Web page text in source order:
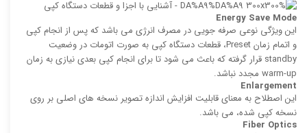
Energy Save Mode
این ویژگی نوعی صرفه‌ جویی در مصرف انرژی می باشد كه پس از انجام كپی
و اتمام زمان Preset، قطعات دستگاه كپی به صورت اتومات در وضعیت
standby قرار گرفته که باعث می‌ شود تا برای انجام كپی بعدی نیازی به زمان
warm-up مجدد نباشد.
Enlargement
این اصطلاح به معنای قابلیت افزایش اندازه تصویر نسخه های اصلی بر روی
نسخه كپی ‌شده، می باشد.
Fiber Optics